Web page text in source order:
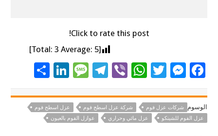
Click to rate this post!
[Total:
3 Average: 5
]
F
e
b
M
se
n
T
tt
er
W
at
sA
Vi
er
T
e
gr
M
sa
g
Li
k
e
ar
e
الوسوم شركات عزل فوم شركة عزل اسطح فوم
عزل اسطح فوم
عزل الفوم للشينكو
عزل مائي وحراري عوازل الفوم بالعيون